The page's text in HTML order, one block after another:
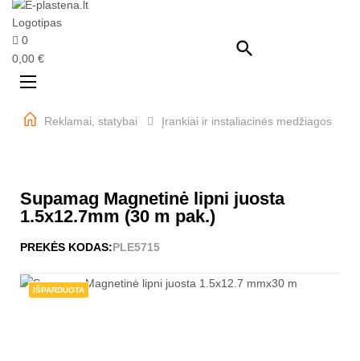

0
0,00 €
Perjungti
☰
Reklamai, statybai Įrankiai ir instaliacinės medžiagos
Supamag Magnetinė lipni juosta
1.5x12.7mm (30 m pak.)
PREKĖS KODAS:PLE5715
IŠPARDUOTA